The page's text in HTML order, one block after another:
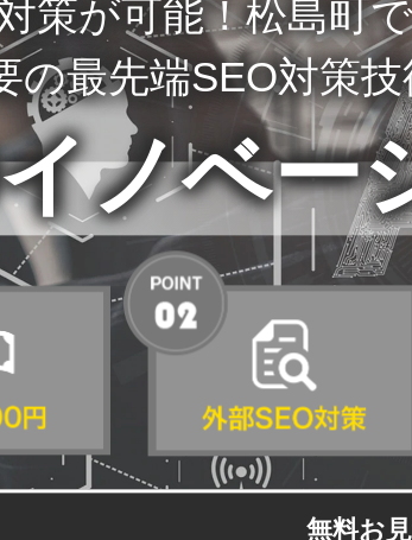
策が可能！松島町で
の最先端SEO対策
ノベー
無料お